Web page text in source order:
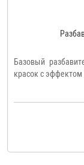
Базовый
красок с эффектом